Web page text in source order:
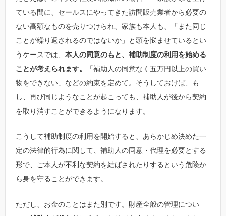
ている間に、セールスにやってきた訪問販売業者から必要の
ない高額なものを売りつけられ、家族も本人も、「また同じ
ことが繰り返されるのではないか」と頭を悩ませているとい
うケースでは、 本人の同意のもと、補助制度の利用を始める
ことが考えられます。
「補助人の同意なく五万円以上の買い
物をできない」などの約束を定めて。そうしておけば、も
し、再び同じようなことが起こっても、補助人が後から契約
を取り消すことができるようになります。
こうして補助制度の利用を開始すると、あらかじめ決めた一
定の法律的行為に関して、補助人の同意・代理を必要とする
形で、ご本人が不利な契約を結ばされたりするという危険か
ら身を守ることができます。
ただし、お金のことはまた別です。財産全般の管理につい